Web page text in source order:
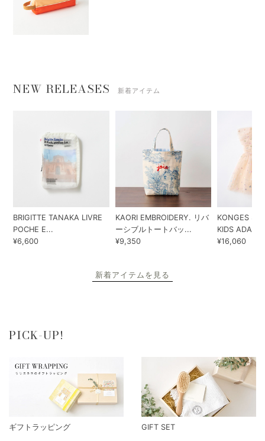
NEW RELEASES 新着アイテム
BRIGITTE TANAKA LIVRE
POCHE E...
¥6,600
KAORI EMBROIDERY. リバ
ーシブルトートバッ...
¥9,350
KONGES
KIDS ADA...
¥16,060
新着アイテムを見る
PICK-UP!
ギフトラッピング GIFT SET